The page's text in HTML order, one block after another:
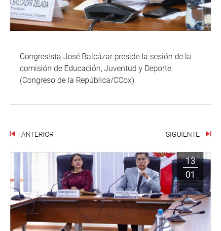
Congresista José Balcázar preside la sesión de la
comisión de Educación, Juventud y Deporte.
(Congreso de la República/CCox)
ANTERIOR SIGUIENTE
13
01